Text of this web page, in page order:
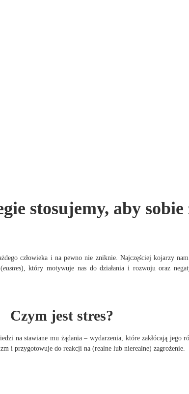
stosujemy, aby
człowieka i na pewno nie zniknie. Najczęściej kojarzy
eustres), który motywuje nas do działania i rozwoju oraz
Czym jest stres?
na stawiane mu żądania – wydarzenia, które zakłócają jego
i przygotowuje do reakcji na (realne lub nierealne) zagrożenie.